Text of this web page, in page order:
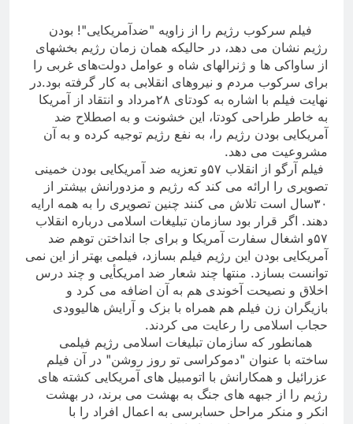
فیلم سرکوب رژیم را از زاویه "ضدآمریکایی"! بودن
رژیم نشان می دهد، در حالیکه همان زمان رژیم بخشهای
از ساواکی ها و ژنرالهای شاه و عوامل دولت‌های غربی را
برای سرکوب مردم و نیروهای انقلابی به کار گرفته بود.در
نهایت فیلم با اشاره به کودتای ۲۸مرداد و انتقاد از آمریکا
به خاطر طراحی کودتا، این خشونت و به اصطلاح ضد
آمریکایی بودن رژیم را، به نفع رژیم توجیه کرده و به آن
مشروعیت می دهد.
فیلم آرگو از انقلاب ۵۷و تعزیه ضد آمریکایی بودن خمینی
تصویری را ارائه می کند که رژیم و مزدورانش بیشتر از
۳۰سال است تلاش می کنند چنین تصویری را به همه ارایه
دهند. اگر قرار بود سازمان تبلیغات اسلامی درباره انقلاب
۵۷و اشغال سفارت آمریکا و برای جا انداختن توهم ضد
آمریکایی بودن این رژیم فیلم بسازد، فیلمی بهتر از این نمی
توانست بسازد. منتها چند شعار ضد امریکأیی و چند درس
اخلاق و نصیحت آخوندی هم به آن اضافه می کرد و
بازیگران زن فیلم هم همراه با بزک و آرایش هالیوودی
حجاب اسلامی را رعایت می کردند.
همانطور که سازمان تبلیغات اسلامی رژیم فیلمی
ساخته با عنوان "دموکراسی تو روز روشن" در آن فیلم
عزرائیل و همکارانش با اتومبیل های آمریکایی کشته های
رژیم را از جبهه های جنگ به بهشت می برند، در بهشت
انکر و منکر مراحل حسابرسی به اعمال افراد را با